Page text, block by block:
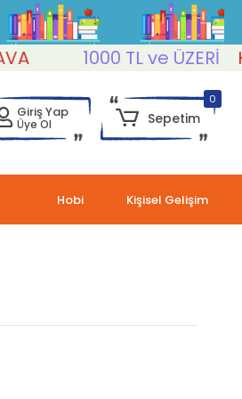
1000 TL ve ÜZERİ
Giriş Yap
Üye Ol
0
Sepetim
Hobi Kişisel Gelişim